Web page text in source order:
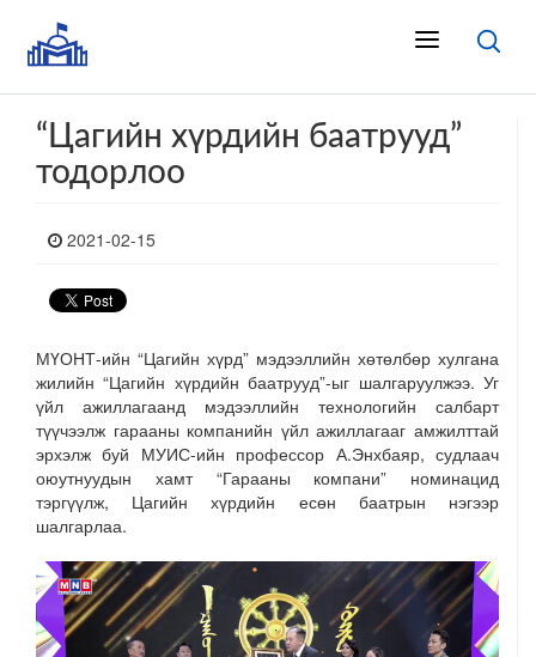
“Цагийн хүрдийн баатрууд”
тодорлоо
2021-02-15
МҮОНТ-ийн “Цагийн хүрд” мэдээллийн хөтөлбөр хулгана
жилийн “Цагийн хүрдийн баатрууд”-ыг шалгаруулжээ. Уг
үйл ажиллагаанд мэдээллийн технологийн салбарт
түүчээлж гарааны компанийн үйл ажиллагааг амжилттай
эрхэлж буй МУИС-ийн профессор А.Энхбаяр, судлаач
оюутнуудын хамт “Гарааны компани” номинацид
тэргүүлж, Цагийн хүрдийн есөн баатрын нэгээр
шалгарлаа.